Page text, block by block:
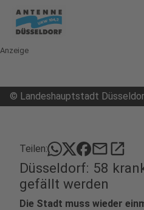
Anzeige
© Landeshauptstadt
Teilen: mailopen_in_new
Düsseldorf: 58
gefällt werden
Die Stadt muss wieder